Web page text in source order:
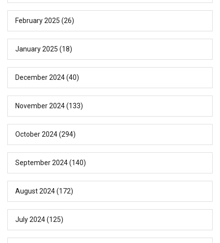
February 2025 (26)
January 2025 (18)
December 2024(40)
November 2024(133)
October 2024(294)
September 2024(140)
August 2024(172)
July 2024(125)